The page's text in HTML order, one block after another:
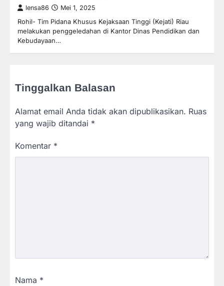
lensa86 Mei 1, 2025
Rohil- Tim Pidana Khusus Kejaksaan Tinggi (Kejati) Riau
melakukan penggeledahan di Kantor Dinas Pendidikan dan
Kebudayaan…
Tinggalkan Balasan
Alamat email Anda tidak akan dipublikasikan. Ruas
yang wajib ditandai *
Komentar *
Nama *